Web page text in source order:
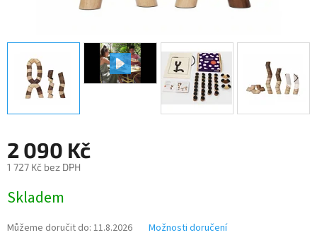
2 090 Kč
1 727 Kč bez DPH
cena:
Skladem
Můžeme doručit do: 11.8.2026 Možnosti doručení